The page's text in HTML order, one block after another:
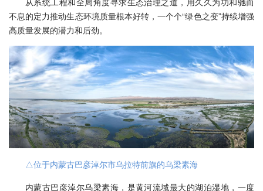
不息的定力推动生态环境质量根本好转，一个个“绿色之变”持续增强
高质量发展的潜力和后劲。
△位于内蒙古巴彦淖尔市乌拉特前旗的乌梁素海
内蒙古巴彦淖尔乌梁素海，是黄河流域最大的湖泊湿地，一度